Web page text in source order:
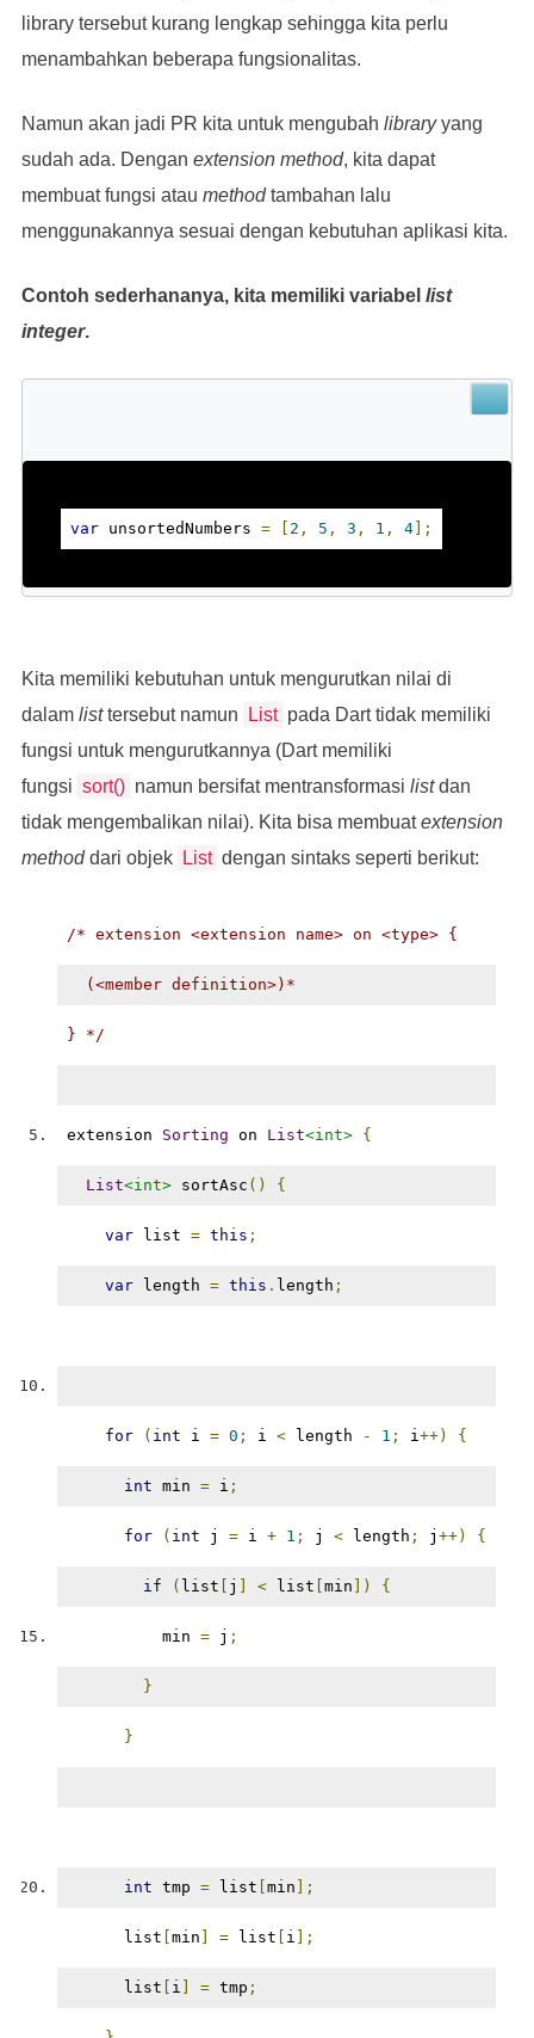
library tersebut kurang lengkap sehingga kita perlu
menambahkan beberapa fungsionalitas.
Namun akan jadi PR kita untuk mengubah libraryyang
sudah ada. Dengan extension method, kita dapat
membuat fungsi atau methodtambahan lalu
menggunakannya sesuai dengan kebutuhan aplikasi kita.
Contoh sederhananya, kita memiliki variabel list
integer.
var unsortedNumbers = 2 , 5 , 3 , 1 , 4];
Kita memiliki kebutuhan untuk mengurutkan nilai di
dalam listtersebut namun List pada Dart tidak memiliki
fungsi untuk mengurutkannya (Dart memiliki
fungsi sort() namun bersifat mentransformasi listdan
tidak mengembalikan nilai). Kita bisa membuatextension
methoddari objek List dengan sintaks seperti berikut:
/* extension <extension name> on <type> {
(<member definition>)*
} */
extension Sorting on List<int> {
List<int> sortAsc () {
var list = this ;
var length = this . length ;
for ( int i = 0 ; i < length - 1 ; i ++) {
int min = i ;
for ( int j = i + 1 ; j < length ; j ++) {
if ( list j < list min ]) {
min = j ;
}
}
int tmp = list min ];
list min = list i ];
list i = tmp ;